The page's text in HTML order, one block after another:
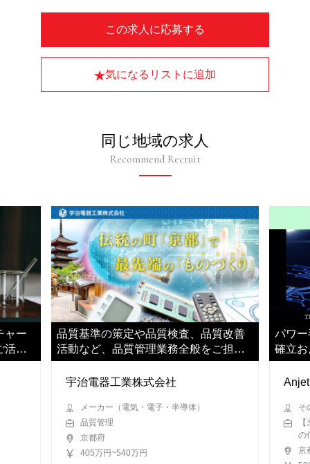
この求人に応募する
気になるリストに追加
同じ地域の求人
Recommend Recruit
ャー
活躍
品質基準の策定や品質検査、品質改善
活動など、品質管理業務全般をご担当
いただきます
宇治電器工業株式会社
メーカー（電気・電子・半導体）
品質管理
京都府
405万円~540万円
パワ
確立
いた
そ
の
京